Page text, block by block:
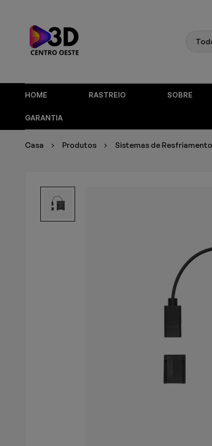
HOME RASTREIO SOBRE
GARANTIA
Casa Produtos Sistemas de Resfriamento